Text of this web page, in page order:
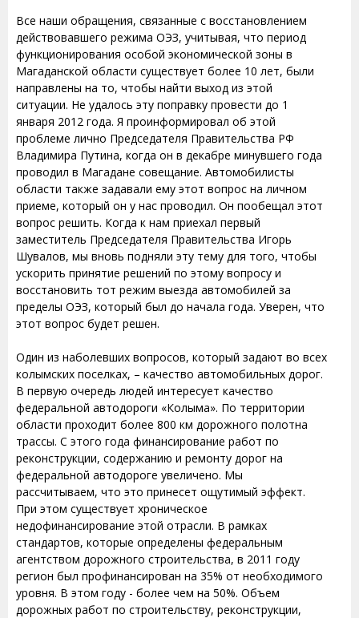
Все наши обращения, связанные с восстановлением
действовавшего режима ОЭЗ, учитывая, что период
функционирования особой экономической зоны в
Магаданской области существует более 10 лет, были
направлены на то, чтобы найти выход из этой
ситуации. Не удалось эту поправку провести до 1
января 2012 года. Я проинформировал об этой
проблеме лично Председателя Правительства РФ
Владимира Путина, когда он в декабре минувшего года
проводил в Магадане совещание. Автомобилисты
области также задавали ему этот вопрос на личном
приеме, который он у нас проводил. Он пообещал этот
вопрос решить. Когда к нам приехал первый
заместитель Председателя Правительства Игорь
Шувалов, мы вновь подняли эту тему для того, чтобы
ускорить принятие решений по этому вопросу и
восстановить тот режим выезда автомобилей за
пределы ОЭЗ, который был до начала года. Уверен, что
этот вопрос будет решен.
Один из наболевших вопросов, который задают во всех
колымских поселках, – качество автомобильных дорог.
В первую очередь людей интересует качество
федеральной автодороги «Колыма». По территории
области проходит более 800 км дорожного полотна
трассы. С этого года финансирование работ по
реконструкции, содержанию и ремонту дорог на
федеральной автодороге увеличено. Мы
рассчитываем, что это принесет ощутимый эффект.
При этом существует хроническое
недофинансирование этой отрасли. В рамках
стандартов, которые определены федеральным
агентством дорожного строительства, в 2011 году
регион был профинансирован на 35% от необходимого
уровня. В этом году - более чем на 50%. Объем
дорожных работ по строительству, реконструкции,